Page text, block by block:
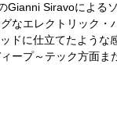
Gianni Siravoによる
なエレクトリック・
ドに仕立てたような
ープ～テック方面ま